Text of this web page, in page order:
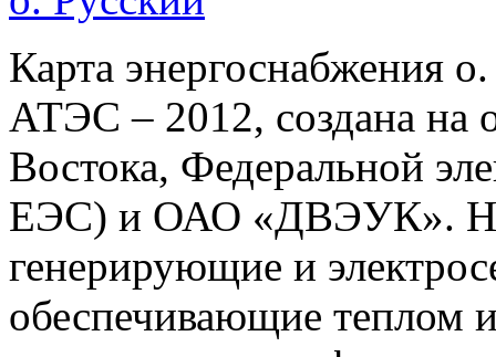
Карта энергоснабжения
АТЭС – 2012, создана на
Востока, Федеральной
ЕЭС) и ОАО «ДВЭУК». На
генерирующие и
обеспечивающие теплом